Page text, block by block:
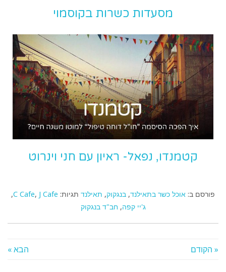
מסעדות כשרות בקוסמוי
קטמנדו, נפאל- ראיון עם חני וינרוט
פורסם ב: אוכל כשר בתאילנד, בנגקוק, תאילנד תגיות: C Cafe, J Cafe
,
ג'יי קפה, חב"ד בנגקוק
« הקודם הבא »